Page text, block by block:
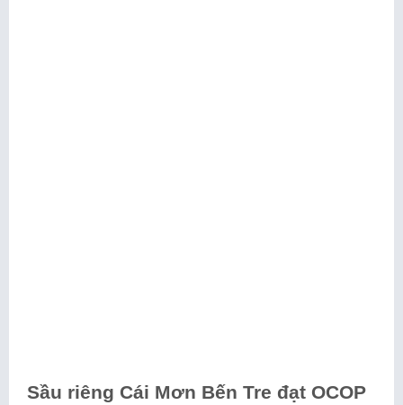
Sầu riêng Cái Mơn Bến Tre đạt OCOP